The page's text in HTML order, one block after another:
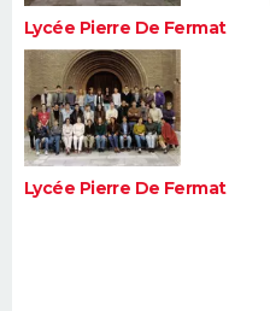
Lycée Pierre De Fermat
Lycée Pierre De Fermat